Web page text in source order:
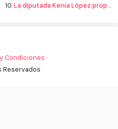
10.La diputada Kenia López propone cambiar el nombre del país a México
Condiciones ·
Reservados